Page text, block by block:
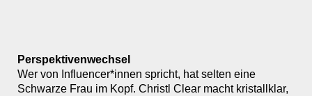
Perspektivenwechsel
Wer von Influencer*innen spricht, hat selten eine
Schwarze Frau im Kopf. Christl Clear macht kristallklar,